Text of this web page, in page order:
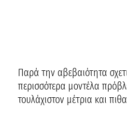
Παρά την αβεβαιότητα
περισσότερα μοντέλα
τουλάχιστον μέτρια και